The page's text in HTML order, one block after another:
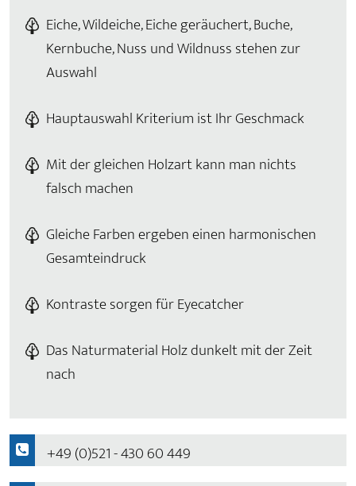
Eiche, Wildeiche, Eiche geräuchert, Buche,
Kernbuche, Nuss und Wildnuss stehen zur
Auswahl
Hauptauswahl Kriterium ist Ihr Geschmack
Mit der gleichen Holzart kann man nichts
falsch machen
Gleiche Farben ergeben einen harmonischen
Gesamteindruck
Kontraste sorgen für Eyecatcher
Das Naturmaterial Holz dunkelt mit der Zeit
nach
+49 (0)521 - 430 60 449